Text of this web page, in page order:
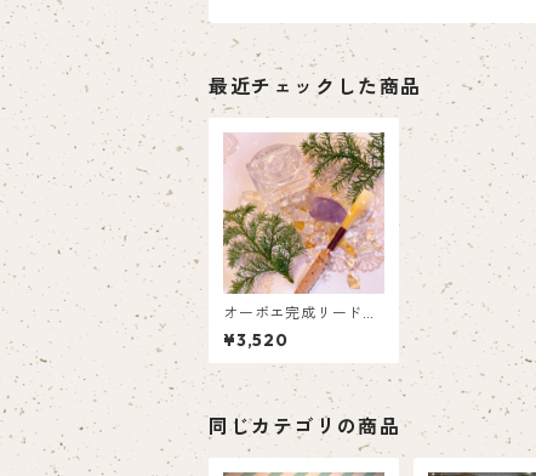
最近チェックした商品
オーボエ完成リード☆
Moon
¥3,520
同じカテゴリの商品